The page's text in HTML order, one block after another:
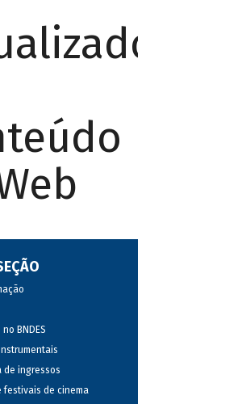
BNDES
de ingressos
festivais de cinema